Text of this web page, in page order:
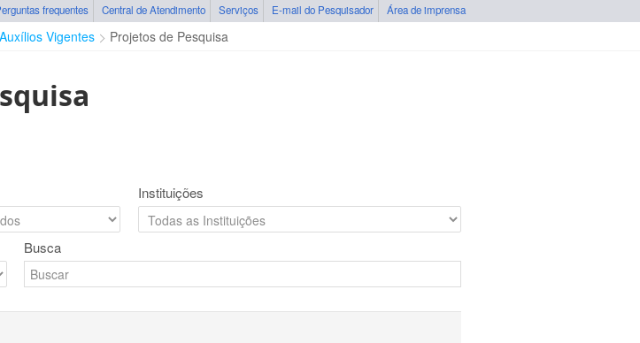
frequentes Central de Atendimento Serviços E-mail do Pesquisador Área de imprensa
Vigentes Projetos de Pesquisa
Instituições
Busca